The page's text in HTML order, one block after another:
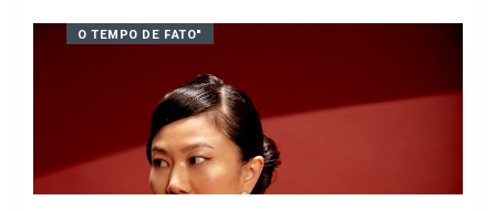
O TEMPO DE FATO"